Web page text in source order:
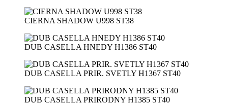
CIERNA SHADOW U998 ST38
DUB CASELLA HNEDY H1386 ST40
DUB CASELLA PRIR. SVETLY H1367 ST40
DUB CASELLA PRIRODNY H1385 ST40